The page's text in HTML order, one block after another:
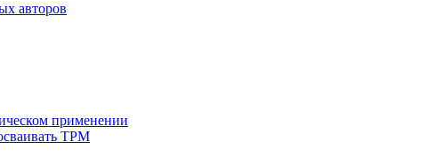
авторов
применении
TPM